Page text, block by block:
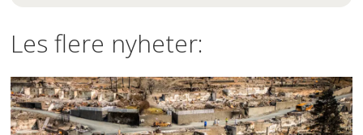
Les flere nyheter: